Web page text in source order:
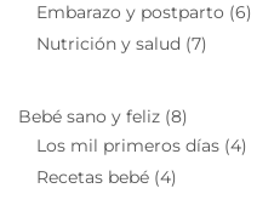
Embarazo y postparto (6)
Nutrición y salud (7)
Bebé sano y feliz (8)
Los mil primeros días (4)
Recetas bebé (4)